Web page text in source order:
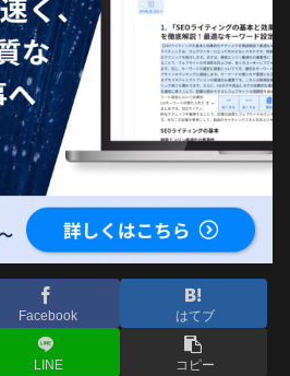
Facebook はてブ
LINE コピー